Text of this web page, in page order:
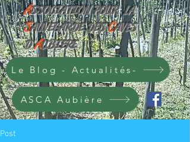
ASSOCIATION POURLA
SAUVEGARDEDESCAVES
D'AUBIÈRE
Le Blog - Actualités-
ASCA Aubière
Post